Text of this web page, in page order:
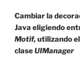
Cambiar la
Java eligiendo
Motif, utilizando
claseUIManager